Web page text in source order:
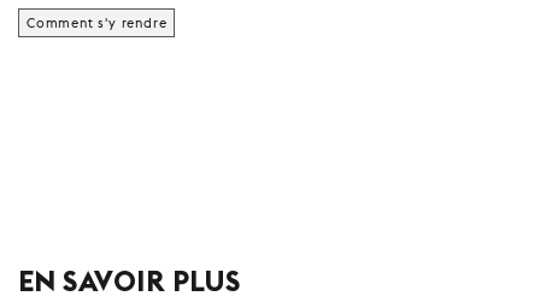
Comment s'y rendre
EN SAVOIR PLUS